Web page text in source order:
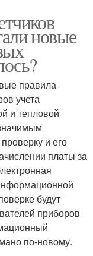
новые
правила
учета
и тепловой
и его
платы за
будут
приборов
по-новому.